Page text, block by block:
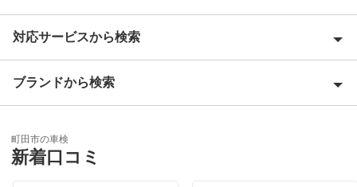
昭島市
稲城市
青梅市
清瀬市
対応サービスから検索
Award 受賞店
特典あり
ブランドから検索
「車検の速太郎」
町田市の車検
新着口コミ